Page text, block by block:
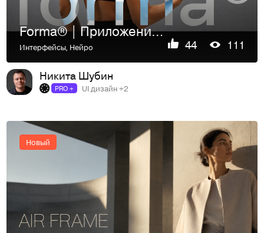
Forma® | Приложение для спорта
Интерфейсы, Нейро 44 111
Никита Шубин
PRO + UI дизайн +2
Новый